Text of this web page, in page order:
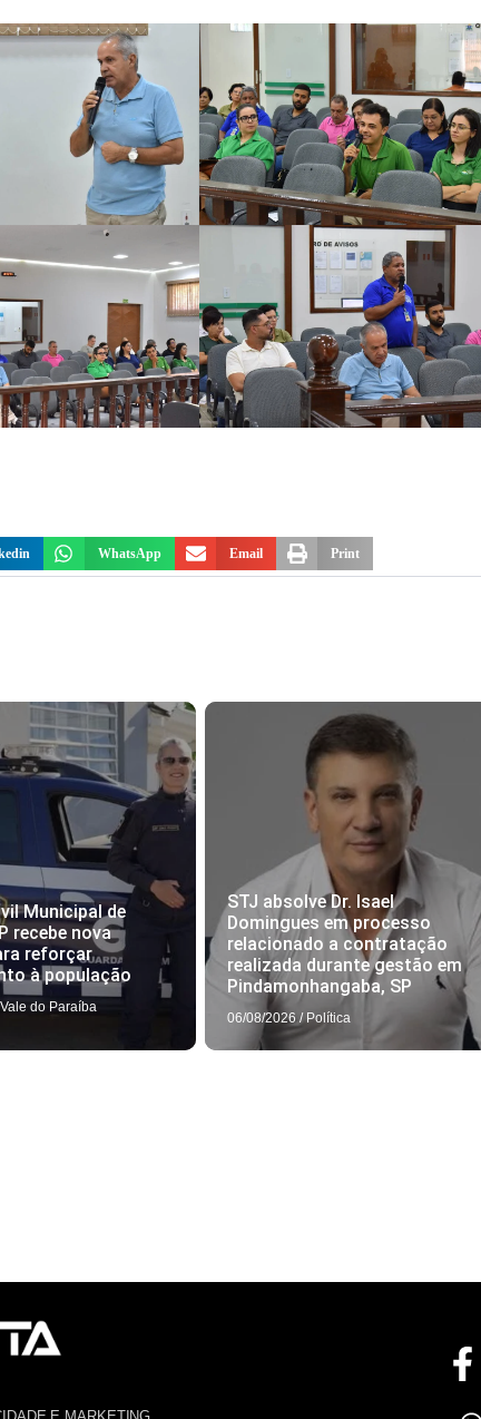
WhatsApp Email Print
Municipal de
recebe nova
reforçar
à população
Vale do Paraíba
STJ absolve Dr. Isael
Domingues em processo
relacionado a contratação
realizada durante gestão em
Pindamonhangaba, SP
06/08/2026 / Política